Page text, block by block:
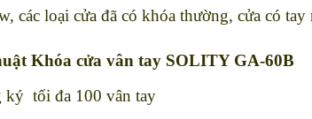
các loại cửa đã có khóa thường, cửa có tay
Khóa cửa vân tay SOLITY GA-60B
ký tối đa 100 vân tay